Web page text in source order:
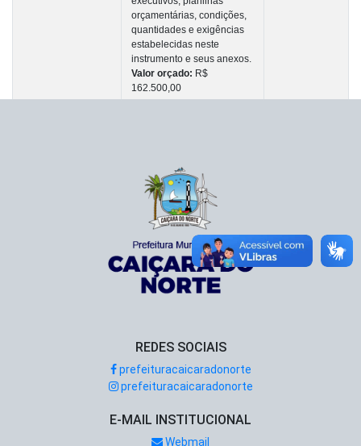
REDES SOCIAIS
prefeituracaicaradonorte
prefeituracaicaradonorte
E-MAIL INSTITUCIONAL
Webmail